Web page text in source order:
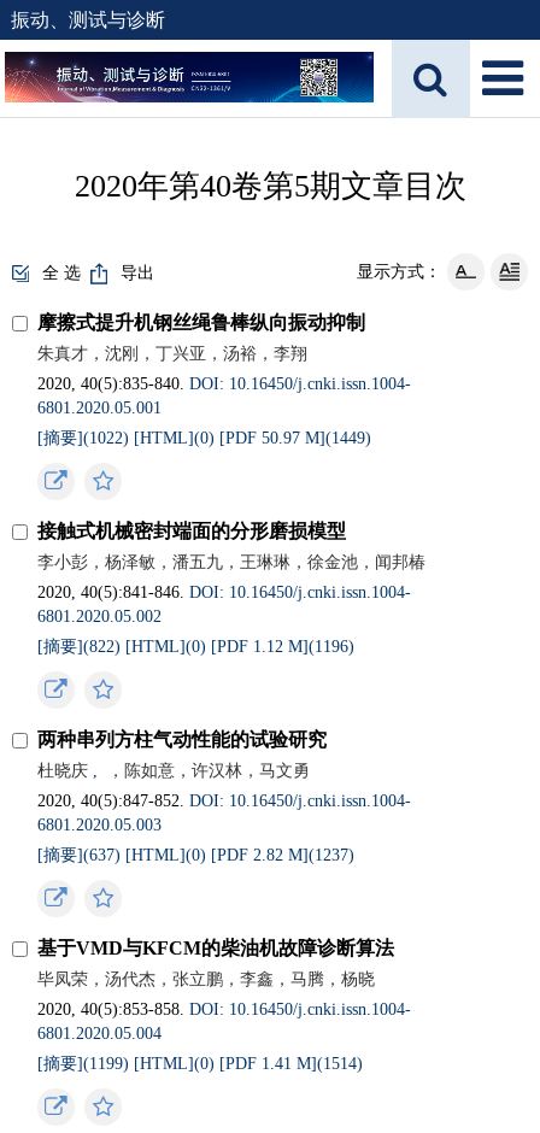
振动、测试与诊断
2020年第40卷第5期文章目次
全 选 导出 显示方式：
摩擦式提升机钢丝绳鲁棒纵向振动抑制
朱真才，沈刚，丁兴亚，汤裕，李翔
2020, 40(5):835-840.DOI: 10.16450/j.cnki.issn.1004-
6801.2020.05.001
[摘要](1022) [HTML](0) [PDF 50.97 M](1449)
接触式机械密封端面的分形磨损模型
李小彭，杨泽敏，潘五九，王琳琳，徐金池，闻邦椿
2020, 40(5):841-846.DOI: 10.16450/j.cnki.issn.1004-
6801.2020.05.002
[摘要](822) [HTML](0) [PDF 1.12 M](1196)
两种串列方柱气动性能的试验研究
杜晓庆 ,
，陈如意，许汉林，马文勇
2020, 40(5):847-852.DOI: 10.16450/j.cnki.issn.1004-
6801.2020.05.003
[摘要](637) [HTML](0) [PDF 2.82 M](1237)
基于VMD与KFCM的柴油机故障诊断算法
毕凤荣，汤代杰，张立鹏，李鑫，马腾，杨晓
2020, 40(5):853-858.DOI: 10.16450/j.cnki.issn.1004-
6801.2020.05.004
[摘要](1199) [HTML](0) [PDF 1.41 M](1514)